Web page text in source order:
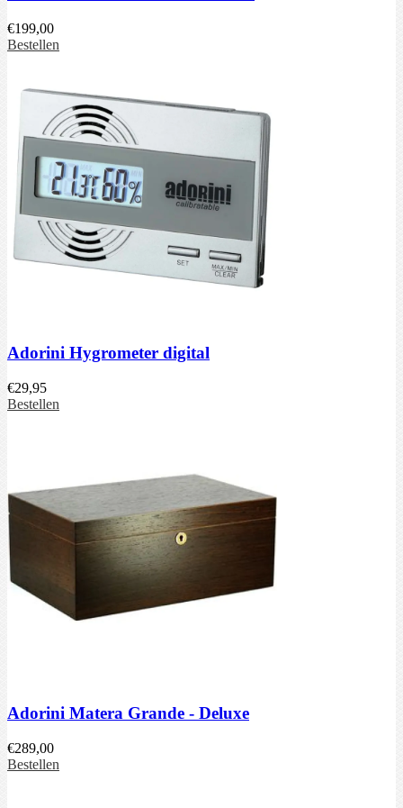
€199,00
Bestellen
Adorini Hygrometer digital
€29,95
Bestellen
Adorini Matera Grande - Deluxe
€289,00
Bestellen